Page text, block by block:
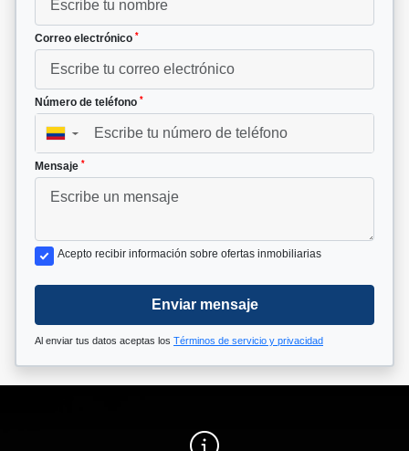
Correo electrónico *
Número de teléfono *
▼
Mensaje *
Acepto recibir información sobre ofertas inmobiliarias
Enviar mensaje
Al enviar tus datos aceptas los Términos de servicio y privacidad